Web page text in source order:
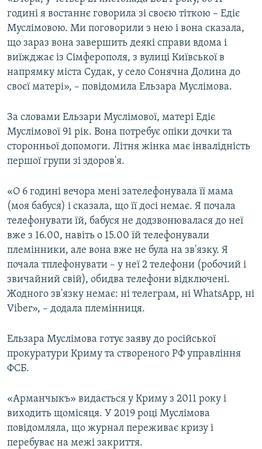
годині я востаннє говорила зі своєю тіткою – Едіє
Муслімовою. Ми поговорили з нею і вона сказала,
що зараз вона завершить деякі справи вдома і
виїжджає із Сімферополя, з вулиці Київської в
напрямку міста Судак, у село Сонячна Долина до
своєї матері», – повідомила Ельзара Муслімова.
За словами Ельзари Муслімової, матері Едіє
Муслімової 91 рік. Вона потребує опіки дочки та
сторонньої допомоги. Літня жінка має інвалідність
першої групи зі здоров'я.
«О 6 годині вечора мені зателефонувала її мама
(моя бабуся) і сказала, що її досі немає. Я почала
телефонувати їй, бабуся не додзвонювалася до неї
вже з 16.00, навіть о 15.00 їй телефонували
племінники, але вона вже не була на зв'язку. Я
почала тплефонувати – у неї 2 телефони (робочий і
звичайний свій), обидва телефони відключені.
Жодного зв'язку немає: ні телеграм, ні WhatsApp, ні
Viber», – додала племінниця.
Ельзара Муслімова готує заяву до російської
прокуратури Криму та створеного РФ управління
ФСБ.
«Арманчыкъ» видається у Криму з 2011 року і
виходить щомісяця. У 2019 році Муслімова
повідомляла, що журнал переживає кризу і
перебуває на межі закриття.